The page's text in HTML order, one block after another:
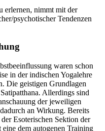
erlernen, nimmt mit der
psychotischer Tendenzen
waren schon
in der indischen Yogalehre
Die geistigen Grundlagen
Allerdings sind
der jeweiligen
an Wirkung. Bereits
Esoterischen Sektion der
dem autogenen Training